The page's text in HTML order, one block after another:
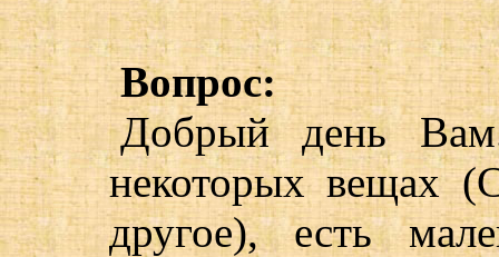
Вопрос:
Добрый день
некоторых вещах
другое), есть